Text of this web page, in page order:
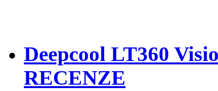
Deepcool LT360
RECENZE